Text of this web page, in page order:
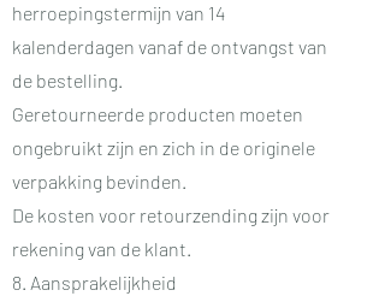
herroepingstermijn van 14
kalenderdagen vanaf de ontvangst van
de bestelling.
Geretourneerde producten moeten
ongebruikt zijn en zich in de originele
verpakking bevinden.
De kosten voor retourzending zijn voor
rekening van de klant.
8. Aansprakelijkheid